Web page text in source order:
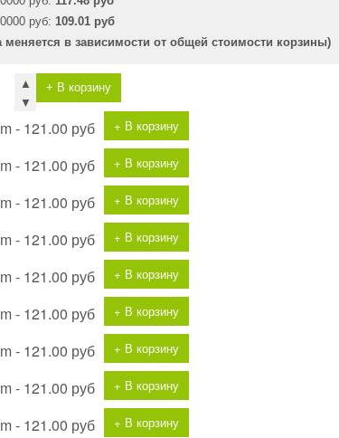
руб: 109.01 руб
меняется в зависимости от общей стоимости корзины)
▲
▼
+ В корзину
- 121.00 руб + В корзину
- 121.00 руб + В корзину
- 121.00 руб + В корзину
- 121.00 руб + В корзину
- 121.00 руб + В корзину
- 121.00 руб + В корзину
- 121.00 руб + В корзину
- 121.00 руб + В корзину
- 121.00 руб + В корзину